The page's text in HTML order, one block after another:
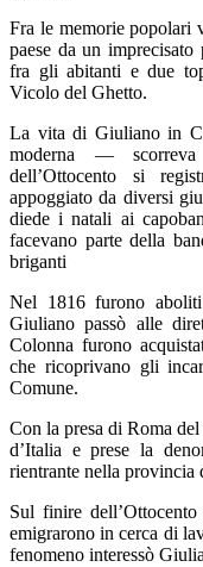
Fra le memorie popolari
paese da un
fra gli abitanti e due
Vicolo del Ghetto.
La vita di Giuliano in
moderna — scorreva
dell’Ottocento si
appoggiato da diversi
diede i natali ai
facevano parte della
briganti
Nel 1816 furono
Giuliano passò alle
Colonna furono
che ricoprivano gli
Comune.
Con la presa di Roma
d’Italia e prese la
rientrante nella provincia
Sul finire
emigrarono in cerca di
fenomeno interessò